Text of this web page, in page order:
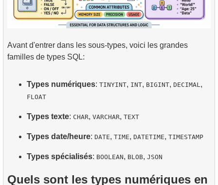
Avant d'entrer dans les sous-types, voici les grandes
familles de types SQL:
Types numériques: TINYINT, INT, BIGINT, DECIMAL ,
FLOAT
Types texte: CHAR, VARCHAR, TEXT
Types date/heure: DATE, TIME, DATETIME, TIMESTAMP
Types spécialisés: BOOLEAN, BLOB, JSON
Quels sont les types numériques en